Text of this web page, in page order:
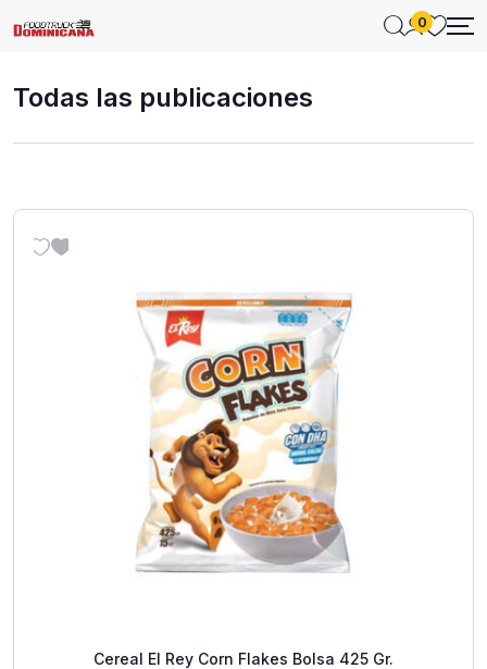
0
Todas las publicaciones
Cereal El Rey Corn Flakes Bolsa 425 Gr.